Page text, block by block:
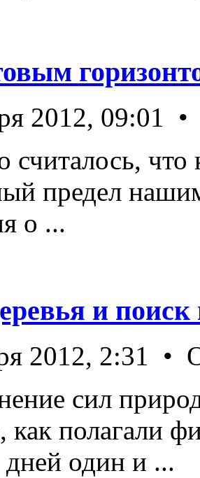
2012, 09:01
считалось, что
предел
о ...
и
2012, 2:31 •
сил
полагали
дней один и ...